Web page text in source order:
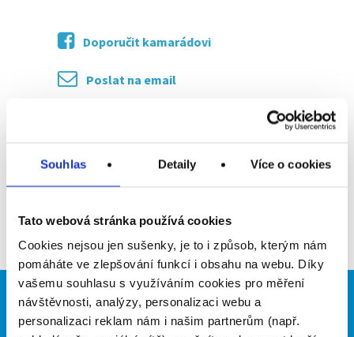
Souhlas Detaily Více o cookies
Tato webová stránka používá cookies
Cookies nejsou jen sušenky, je to i způsob, kterým nám
pomáháte ve zlepšování funkcí i obsahu na webu. Díky
vašemu souhlasu s využíváním cookies pro měření
návštěvnosti, analýzy, personalizaci webu a
personalizaci reklam nám i našim partnerům (např.
Doporučit kamarádovi
Poslat na email
Zpět
Brigádníci Firmy